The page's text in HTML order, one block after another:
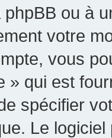
ou à
votre
vous
» qui est
spécifier
Le